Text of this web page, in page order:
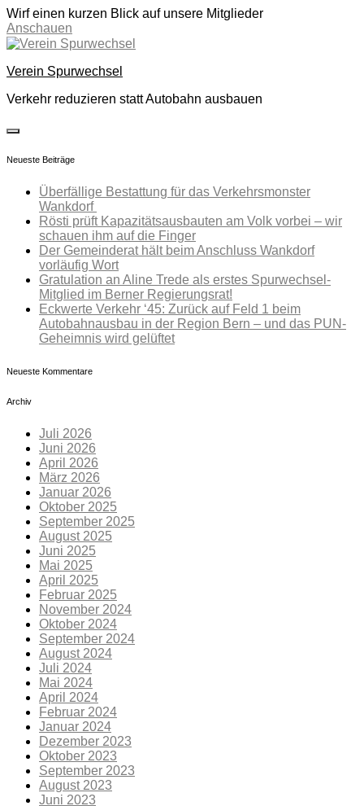
Wirf einen kurzen Blick auf unsere Mitglieder
Anschauen
Skip
content
Verein Spurwechsel
Verkehr reduzieren statt Autobahn ausbauen
toggle
sidebar
Neueste Beiträge
Überfällige Bestattung für das Verkehrsmonster
Wankdorf
Rösti prüft Kapazitätsausbauten am Volk vorbei – wir
schauen ihm auf die Finger
Der Gemeinderat hält beim Anschluss Wankdorf
vorläufig Wort
Gratulation an Aline Trede als erstes Spurwechsel-
Mitglied im Berner Regierungsrat!
Eckwerte Verkehr ‘45: Zurück auf Feld 1 beim
Autobahnausbau in der Region Bern – und das PUN-
Geheimnis wird gelüftet
Neueste Kommentare
Archiv
Juli 2026
Juni 2026
April 2026
März 2026
Januar 2026
Oktober 2025
September 2025
August 2025
Juni 2025
Mai 2025
April 2025
Februar 2025
November 2024
Oktober 2024
September 2024
August 2024
Juli 2024
Mai 2024
April 2024
Februar 2024
Januar 2024
Dezember 2023
Oktober 2023
September 2023
August 2023
Juni 2023